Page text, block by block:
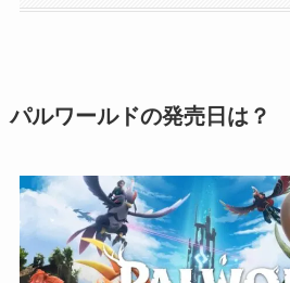
パルワールドの発売日は？